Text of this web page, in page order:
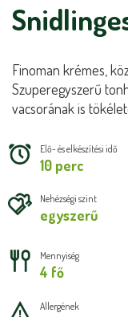
Finoman krémes,
Szuperegyszerű
vacsorának is
Elő- és elkészítési idő
10 perc
Nehézségi szint
egyszerű
Mennyiség
4 fő
Allergének